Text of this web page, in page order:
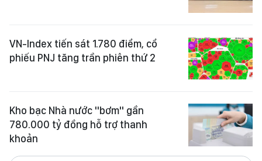
VN-Index tiến sát 1.780 điểm, cổ
phiếu PNJ tăng trần phiên thứ 2
Kho bạc Nhà nước "bơm" gần
780.000 tỷ đồng hỗ trợ thanh
khoản